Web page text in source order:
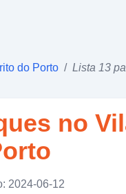
do Porto / Lista 13
no
2024-06-12